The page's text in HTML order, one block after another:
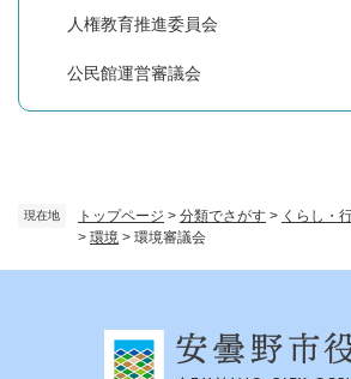
現在地 トップページ > 分類でさがす > くらし・
> 環境 > 環境審議会
人権教育推進委員会
公民館運営審議会